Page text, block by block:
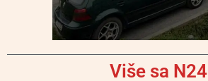
Više sa N24